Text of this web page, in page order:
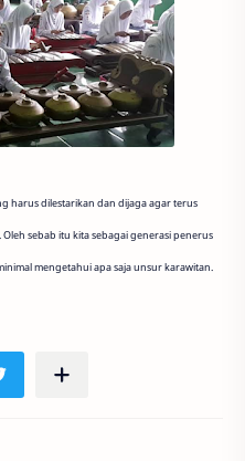
harus dilestarikan dan dijaga agar terus
sebab itu kita sebagai generasi penerus
mengetahui apa saja unsur karawitan.